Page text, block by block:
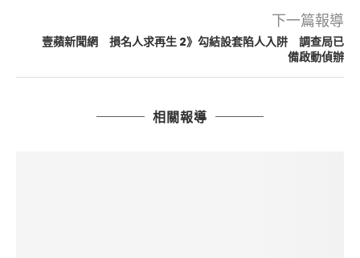
下一篇報導
壹蘋新聞網 損名人求再生 2》勾結設套陷人入阱 調查局已
備啟動偵辦
相關報導